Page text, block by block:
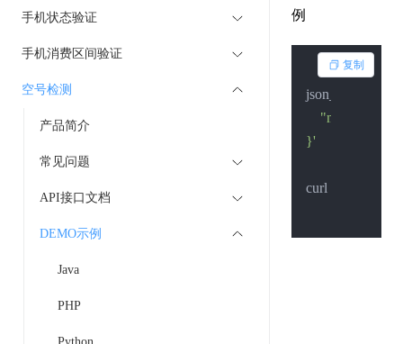
手机状态验证
手机消费区间验证
空号检测
产品简介
常见问题
API接口文档
DEMO示例
Java
PHP
例
json_data=
}'
curl --http1.
复制